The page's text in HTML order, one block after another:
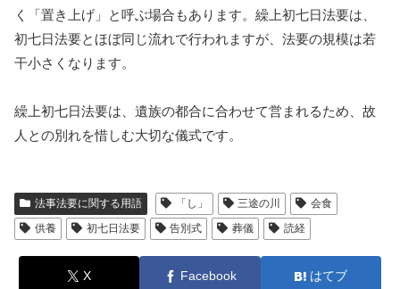
く「置き上げ」と呼ぶ場合もあります。繰上初七日法要は、
初七日法要とほぼ同じ流れで行われますが、法要の規模は若
干小さくなります。
繰上初七日法要は、遺族の都合に合わせて営まれるため、故
人との別れを惜しむ大切な儀式です。
法事法要に関する用語 「し」 三途の川
会食
供養
初七日法要 告別式 葬儀 読経
X Facebook はてブ